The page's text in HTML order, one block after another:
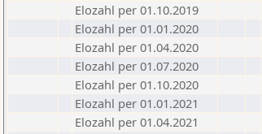
Elozahl per 01.10.2019
Elozahl per 01.01.2020
Elozahl per 01.04.2020
Elozahl per 01.07.2020
Elozahl per 01.10.2020
Elozahl per 01.01.2021
Elozahl per 01.04.2021